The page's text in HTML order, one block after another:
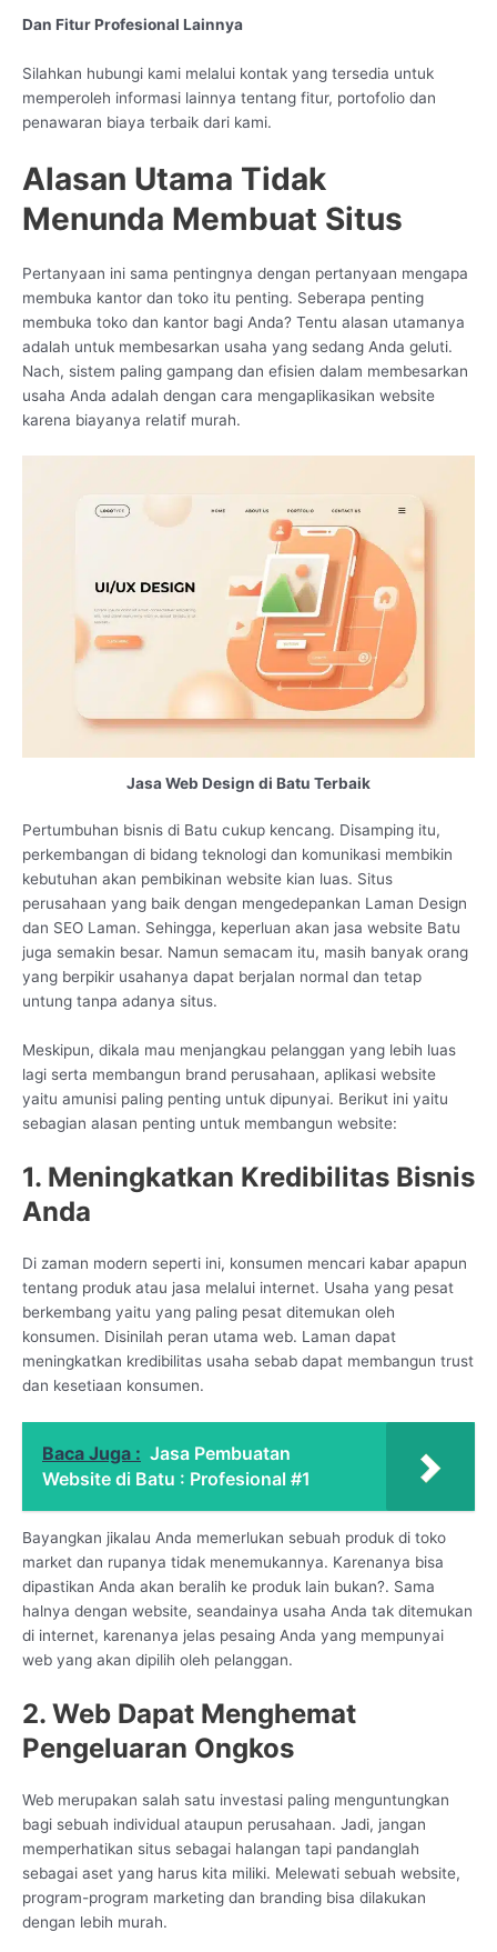
Dan Fitur Profesional Lainnya
Silahkan hubungi kami melalui kontak yang tersedia untuk
memperoleh informasi lainnya tentang fitur, portofolio dan
penawaran biaya terbaik dari kami.
Alasan Utama Tidak
Menunda Membuat Situs
Pertanyaan ini sama pentingnya dengan pertanyaan mengapa
membuka kantor dan toko itu penting. Seberapa penting
membuka toko dan kantor bagi Anda? Tentu alasan utamanya
adalah untuk membesarkan usaha yang sedang Anda geluti.
Nach, sistem paling gampang dan efisien dalam membesarkan
usaha Anda adalah dengan cara mengaplikasikan website
karena biayanya relatif murah.
Jasa Web Design di Batu Terbaik
Pertumbuhan bisnis di Batu cukup kencang. Disamping itu,
perkembangan di bidang teknologi dan komunikasi membikin
kebutuhan akan pembikinan website kian luas. Situs
perusahaan yang baik dengan mengedepankan Laman Design
dan SEO Laman. Sehingga, keperluan akan jasa website Batu
juga semakin besar. Namun semacam itu, masih banyak orang
yang berpikir usahanya dapat berjalan normal dan tetap
untung tanpa adanya situs.
Meskipun, dikala mau menjangkau pelanggan yang lebih luas
lagi serta membangun brand perusahaan, aplikasi website
yaitu amunisi paling penting untuk dipunyai. Berikut ini yaitu
sebagian alasan penting untuk membangun website:
1. Meningkatkan Kredibilitas Bisnis
Anda
Di zaman modern seperti ini, konsumen mencari kabar apapun
tentang produk atau jasa melalui internet. Usaha yang pesat
berkembang yaitu yang paling pesat ditemukan oleh
konsumen. Disinilah peran utama web. Laman dapat
meningkatkan kredibilitas usaha sebab dapat membangun trust
dan kesetiaan konsumen.
Baca Juga : Jasa Pembuatan
Website di Batu : Profesional #1
Bayangkan jikalau Anda memerlukan sebuah produk di toko
market dan rupanya tidak menemukannya. Karenanya bisa
dipastikan Anda akan beralih ke produk lain bukan?. Sama
halnya dengan website, seandainya usaha Anda tak ditemukan
di internet, karenanya jelas pesaing Anda yang mempunyai
web yang akan dipilih oleh pelanggan.
2. Web Dapat Menghemat
Pengeluaran Ongkos
Web merupakan salah satu investasi paling menguntungkan
bagi sebuah individual ataupun perusahaan. Jadi, jangan
memperhatikan situs sebagai halangan tapi pandanglah
sebagai aset yang harus kita miliki. Melewati sebuah website,
program-program marketing dan branding bisa dilakukan
dengan lebih murah.